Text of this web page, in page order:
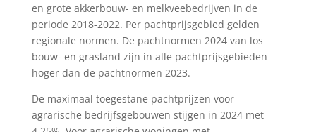
en grote akkerbouw- en melkveebedrijven in de
periode 2018-2022. Per pachtprijsgebied gelden
regionale normen. De pachtnormen 2024 van los
bouw- en grasland zijn in alle pachtprijsgebieden
hoger dan de pachtnormen 2023.
De maximaal toegestane pachtprijzen voor
agrarische bedrijfsgebouwen stijgen in 2024 met